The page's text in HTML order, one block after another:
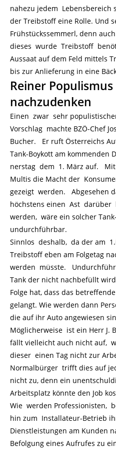
nahezu jedem Lebensbereich
der Treibstoff eine Rolle. Und
Frühstückssemmerl, denn
dieses wurde Treibstoff
Aussaat auf dem Feld mittels
bis zur Anlieferung in eine
Reiner
nachzudenken
Einen zwar sehr
Vorschlag machte BZÖ-Chef
Bucher. Er ruft Österreichs
Tank-Boykott am kommenden
nerstag dem 1. März auf.
Multis die Macht der
gezeigt werden. Abgesehen
höchstens einen Ast darüber
werden, wäre ein solcher
undurchführbar.
Sinnlos deshalb, da der am
Treibstoff eben am Folgetag
werden müsste.
Tank der nicht nachbefüllt
Folge hat, dass das
gelangt. Wie werden dann
die auf ihr Auto angewiesen
Möglicherweise ist ein Herr J.
fällt vielleicht auch nicht auf,
dieser einen Tag nicht zur
Normalbürger trifft dies auf
nicht zu, denn ein
Arbeitsplatz könnte den Job
Wie werden Professionisten,
hin zum Installateur-Betrieb
Dienstleistungen am Kunden
Befolgung eines Aufrufes zu